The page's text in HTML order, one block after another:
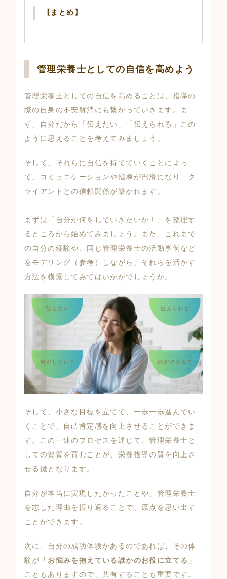
【まとめ】
管理栄養士としての自信を高めよう
管理栄養士としての自信を高めることは、指導の
際の自身の不安解消にも繋がっていきます。ま
ず、自分だから「伝えたい」「伝えられる」この
ように思えることを考えてみましょう。
そして、それらに自信を持てていくことによっ
て、コミュニケーションや指導が円滑になり、ク
ライアントとの信頼関係が築かれます。
まずは「自分が何をしていきたいか！」を整理す
るところから始めてみましょう。また、これまで
の自分の経験や、同じ管理栄養士の活動事例など
をモデリング（参考）しながら、それらを活かす
方法を模索してみてはいかがでしょうか。
そして、小さな目標を立てて、一歩一歩進んでい
くことで、自己肯定感を向上させることができま
す。この一連のプロセスを通じて、管理栄養士と
しての資質を育むことが、栄養指導の質を向上さ
せる鍵となります。
自分が本当に実現したかったことや、管理栄養士
を志した理由を振り返ることで、原点を思い出す
ことができます。
次に、自分の成功体験があるのであれば、その体
験が
「お悩みを抱えている誰かのお役に立てる」
こともありますので、共有することも重要です。